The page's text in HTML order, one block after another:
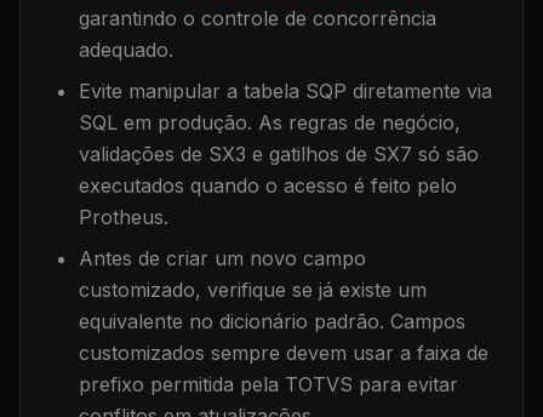
garantindo o controle de concorrência
adequado.
Evite manipular a tabela SQP diretamente via
SQL em produção. As regras de negócio,
validações de SX3 e gatilhos de SX7 só são
executados quando o acesso é feito pelo
Protheus.
Antes de criar um novo campo
customizado, verifique se já existe um
equivalente no dicionário padrão. Campos
customizados sempre devem usar a faixa de
prefixo permitida pela TOTVS para evitar